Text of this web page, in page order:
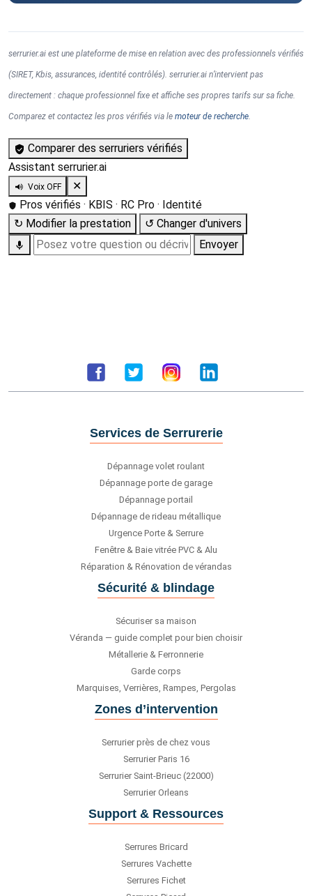
serrurier.ai est une plateforme de mise en relation avec des professionnels vérifiés
(SIRET, Kbis, assurances, identité contrôlés). serrurier.ai n’intervient pas
directement : chaque professionnel fixe et affiche ses propres tarifs sur sa fiche.
Comparez et contactez les pros vérifiés via le moteur de recherche.
Comparer des serruriers vérifiés
Assistant serrurier.ai
Voix OFF
✕
Pros vérifiés · KBIS · RC Pro · Identité
↻ Modifier la prestation
↺ Changer d'univers
Envoyer
Services de Serrurerie
Dépannage volet roulant
Dépannage porte de garage
Dépannage portail
Dépannage de rideau métallique
Urgence Porte & Serrure
Fenêtre & Baie vitrée PVC & Alu
Réparation & Rénovation de vérandas
Sécurité & blindage
Sécuriser sa maison
Véranda — guide complet pour bien choisir
Métallerie & Ferronnerie
Garde corps
Marquises, Verrières, Rampes, Pergolas
Zones d’intervention
Serrurier près de chez vous
Serrurier Paris 16
Serrurier Saint-Brieuc (22000)
Serrurier Orleans
Support & Ressources
Serrures Bricard
Serrures Vachette
Serrures Fichet